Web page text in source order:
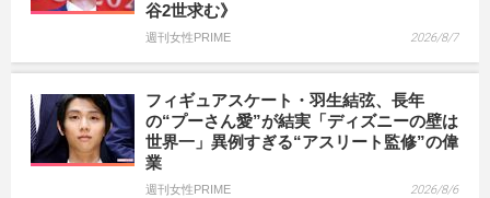
谷2世求む》
週刊女性PRIME 2026/8/7
フィギュアスケート・羽生結弦、長年
の“プーさん愛”が結実「ディズニーの壁は
世界一」異例すぎる“アスリート監修”の偉
業
週刊女性PRIME 2026/8/6